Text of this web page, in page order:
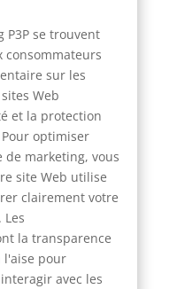
P3P se trouvent
sur les
Web
et la protection
optimiser
de marketing, vous
site Web utilise
clairement votre
la transparence
l'aise pour
avec les